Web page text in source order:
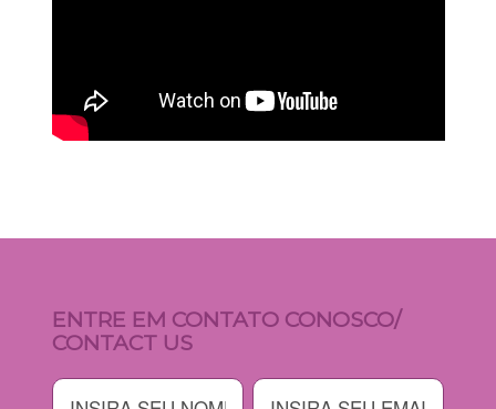
ENTRE EM CONTATO CONOSCO/
CONTACT US